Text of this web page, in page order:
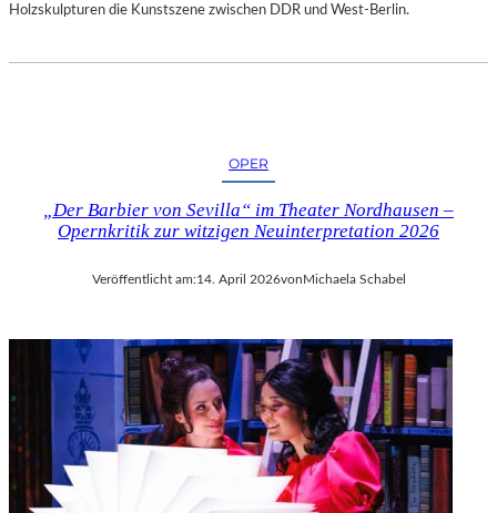
Holzskulpturen die Kunstszene zwischen DDR und West-Berlin.
OPER
„Der Barbier von Sevilla“ im Theater Nordhausen –
Opernkritik zur witzigen Neuinterpretation 2026
Veröffentlicht am:14. April 2026vonMichaela Schabel